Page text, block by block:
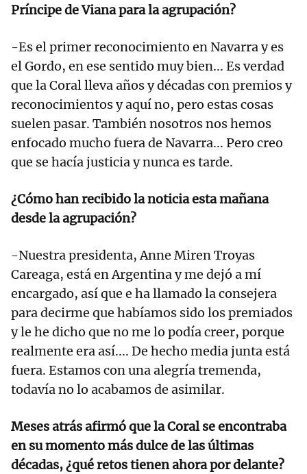
Príncipe de Viana para la agrupación?
-Es el primer reconocimiento en Navarra y es
el Gordo, en ese sentido muy bien... Es verdad
que la Coral lleva años y décadas con premios y
reconocimientos y aquí no, pero estas cosas
suelen pasar. También nosotros nos hemos
enfocado mucho fuera de Navarra... Pero creo
que se hacía justicia y nunca es tarde.
¿Cómo han recibido la noticia esta mañana
desde la agrupación?
-Nuestra presidenta, Anne Miren Troyas
Careaga, está en Argentina y me dejó a mí
encargado, así que e ha llamado la consejera
para decirme que habíamos sido los premiados
y le he dicho que no me lo podía creer, porque
realmente era así.... De hecho media junta está
fuera. Estamos con una alegría tremenda,
todavía no lo acabamos de asimilar.
Meses atrás afirmó que la Coral se encontraba
en su momento más dulce de las últimas
décadas, ¿qué retos tienen ahora por delante?